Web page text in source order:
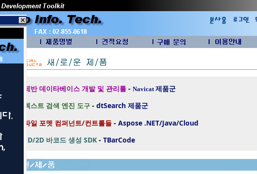
제반 데이타베이스 개발 및 관리툴- Navicat제품군
텍스트 검색 엔진 도구- dtSearch 제품군
파일 포멧 컴퍼넌트/컨트롤들 - Aspose .NET/Java/Cloud
1D/2D 바코드 생성 SDK - TBarCode